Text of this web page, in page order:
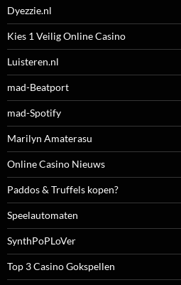
Dyezzie.nl
Kies 1 Veilig Online Casino
Luisteren.nl
mad-Beatport
mad-Spotify
Marilyn Amaterasu
Online Casino Nieuws
Paddos & Truffels kopen?
Speelautomaten
SynthPoPLoVer
Top 3 Casino Gokspellen